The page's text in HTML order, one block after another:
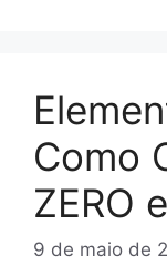
Como
ZERO
9 de maio de